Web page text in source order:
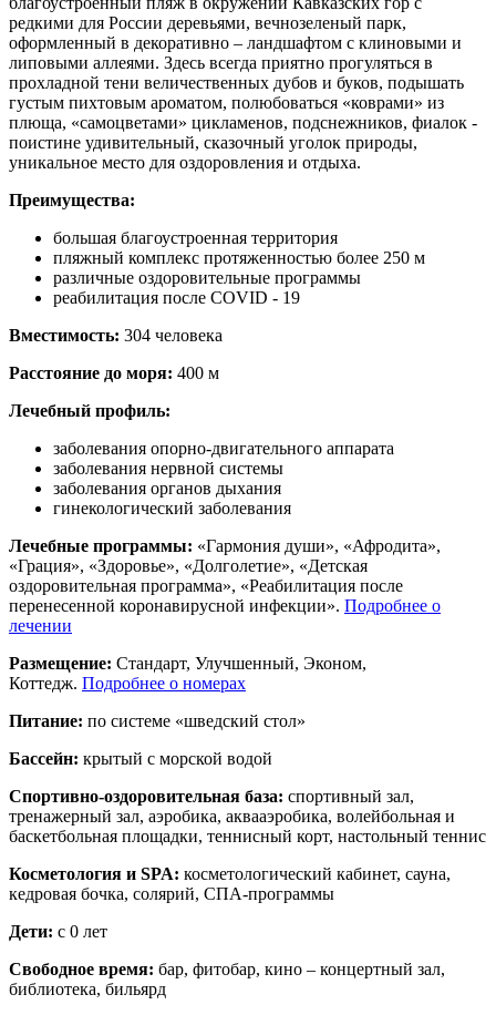
редкими для России деревьями, вечнозеленый парк,
оформленный в декоративно – ландшафтом с клиновыми и
липовыми аллеями. Здесь всегда приятно прогуляться в
прохладной тени величественных дубов и буков, подышать
густым пихтовым ароматом, полюбоваться «коврами» из
плюща, «самоцветами» цикламенов, подснежников, фиалок -
поистине удивительный, сказочный уголок природы,
уникальное место для оздоровления и отдыха.
Преимущества:
большая благоустроенная территория
пляжный комплекс протяженностью более 250 м
различные оздоровительные программы
реабилитация после COVID - 19
Вместимость: 304 человека
Расстояние до моря: 400 м
Лечебный профиль:
заболевания опорно-двигательного аппарата
заболевания нервной системы
заболевания органов дыхания
гинекологический заболевания
Лечебные программы: «Гармония души», «Афродита»,
«Грация», «Здоровье», «Долголетие», «Детская
оздоровительная программа», «Реабилитация после
перенесенной коронавирусной инфекции». Подробнее о
лечении
Размещение: Стандарт, Улучшенный, Эконом,
Коттедж. Подробнее о номерах
Питание: по системе «шведский стол»
Бассейн: крытый с морской водой
Спортивно-оздоровительная база: спортивный зал,
тренажерный зал, аэробика, аквааэробика, волейбольная и
баскетбольная площадки, теннисный корт, настольный теннис
Косметология и SPA: косметологический кабинет, сауна,
кедровая бочка, солярий, СПА-программы
Дети: с 0 лет
Свободное время: бар, фитобар, кино – концертный зал,
библиотека, бильярд